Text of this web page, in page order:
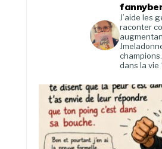
J’aide les
raconter
dans la vie